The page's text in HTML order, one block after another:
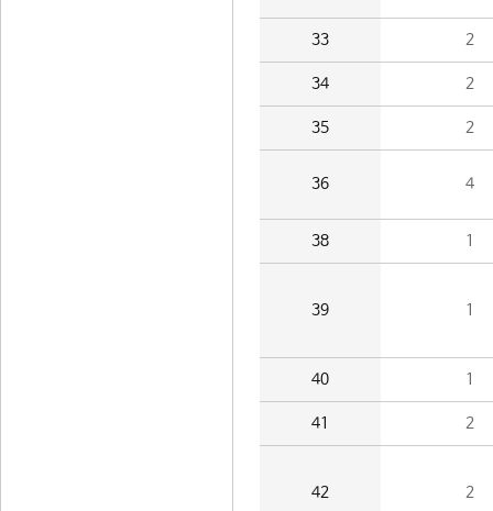
33 2
34 2
35 2
36 4
38 1
39 1
40 1
41 2
42 2